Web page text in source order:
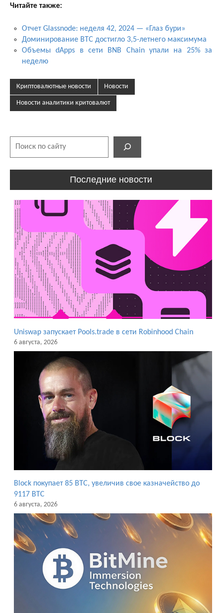
Читайте также:
Отчет Glassnode: неделя 42, 2024 — «Глаз бури»
Доминирование BTC достигло 3,5-летнего максимума
Объемы dApps в сети BNB Chain упали на 25% за
неделю
Криптовалютные новости Новости
Новости аналитики критовалют
Последние новости
Uniswap запускает Pools.trade в сети Robinhood Chain
6 августа, 2026
Block покупает 85 BTC, увеличив свое казначейство до
9117 BTC
6 августа, 2026